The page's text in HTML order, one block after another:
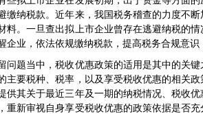
缴纳税款。近年来，我国税务稽查的力度不
料。一旦查出拟上市企业曾存在逃避纳税的
企业，依法依规缴纳税款，提高税务合规意
题当中，税收优惠政策的适用是其中的关键
主要税种、税率，以及享受税收优惠的相关
供其关于最近三年及一期的纳税情况、税收
重新审视自身享受税收优惠的政策依据是否